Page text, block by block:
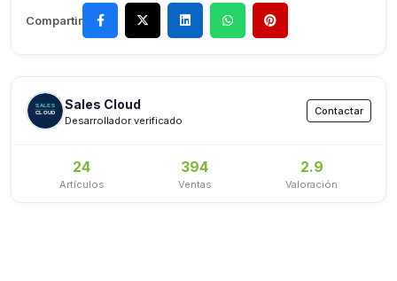
Compartir
Sales Cloud
Desarrollador verificado
Contactar
24
Artículos
394
Ventas
2.9
Valoración